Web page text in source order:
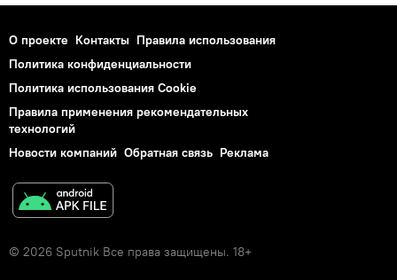
О проекте Контакты Правила использования
Политика конфиденциальности
Политика использования Cookie
Правила применения рекомендательных
технологий
Новости компаний Обратная связь Реклама
© 2026 Sputnik Все права защищены. 18+